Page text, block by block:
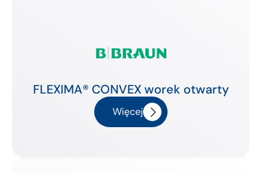
FLEXIMA® CONVEX worek otwarty
Więcej